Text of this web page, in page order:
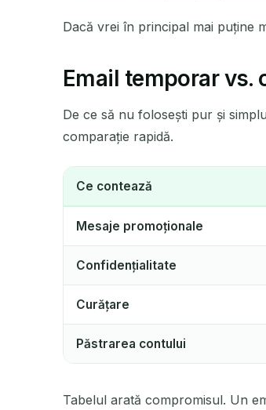
Dacă vrei în principal mai puține
Email temporar vs.
De ce să nu folosești pur și
comparație rapidă.
Ce contează
Mesaje promoționale
Confidențialitate
Curățare
Păstrarea contului
Tabelul arată compromisul. Un